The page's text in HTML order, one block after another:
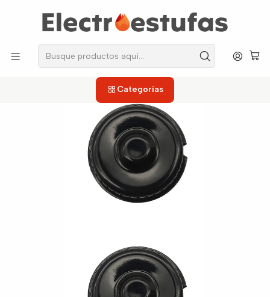
Categorías
los repuestos que necesitas, sin salir de casa!
Tapa Semirrápida Quemador para Estufa Haceb Esmaltada